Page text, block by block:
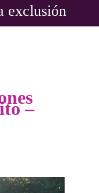
exclusión
–